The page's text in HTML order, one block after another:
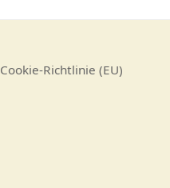
Cookie-Richtlinie (EU)